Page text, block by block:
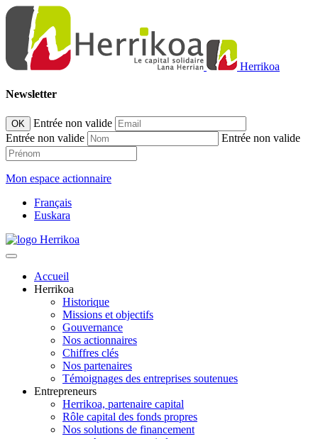
Herrikoa
Newsletter
OK
Entrée non valide
Entrée non valide
Entrée non valide
Mon espace actionnaire
Français
Euskara
Accueil
Herrikoa
Historique
Missions et objectifs
Gouvernance
Nos actionnaires
Chiffres clés
Nos partenaires
Témoignages des entreprises soutenues
Entrepreneurs
Herrikoa, partenaire capital
Rôle capital des fonds propres
Nos solutions de financement